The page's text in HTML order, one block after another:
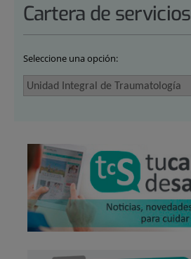
Cartera de servicios
Seleccione una opción: